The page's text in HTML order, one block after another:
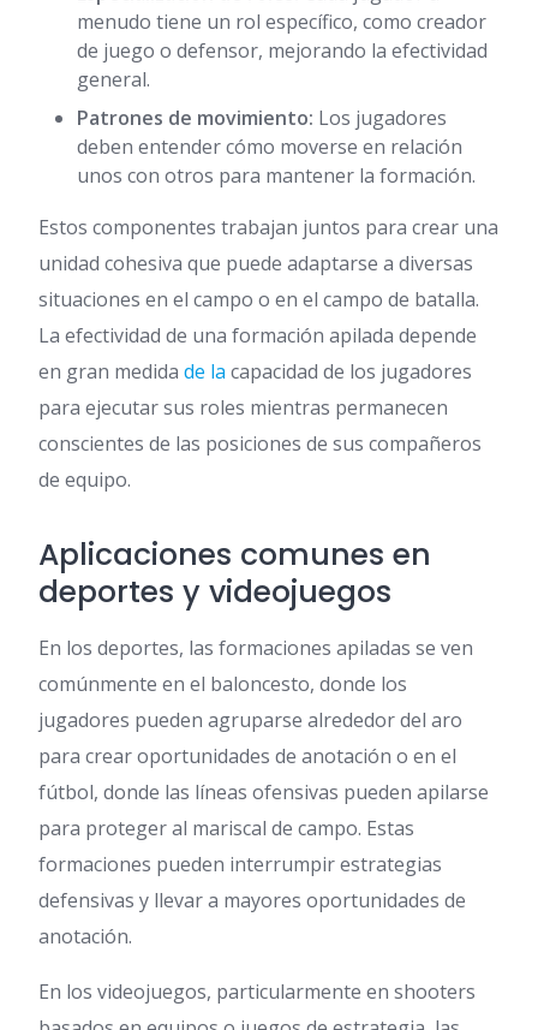
menudo tiene un rol específico, como creador
de juego o defensor, mejorando la efectividad
general.
Patrones de movimiento: Los jugadores
deben entender cómo moverse en relación
unos con otros para mantener la formación.
Estos componentes trabajan juntos para crear una
unidad cohesiva que puede adaptarse a diversas
situaciones en el campo o en el campo de batalla.
La efectividad de una formación apilada depende
en gran medida de la capacidad de los jugadores
para ejecutar sus roles mientras permanecen
conscientes de las posiciones de sus compañeros
de equipo.
Aplicaciones comunes en
deportes y videojuegos
En los deportes, las formaciones apiladas se ven
comúnmente en el baloncesto, donde los
jugadores pueden agruparse alrededor del aro
para crear oportunidades de anotación o en el
fútbol, donde las líneas ofensivas pueden apilarse
para proteger al mariscal de campo. Estas
formaciones pueden interrumpir estrategias
defensivas y llevar a mayores oportunidades de
anotación.
En los videojuegos, particularmente en shooters